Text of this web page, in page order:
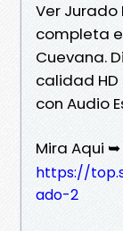
Ver Jurado
completa
Cuevana.
calidad HD
con Audio
Mira Aqui ➥
https://
ado-2